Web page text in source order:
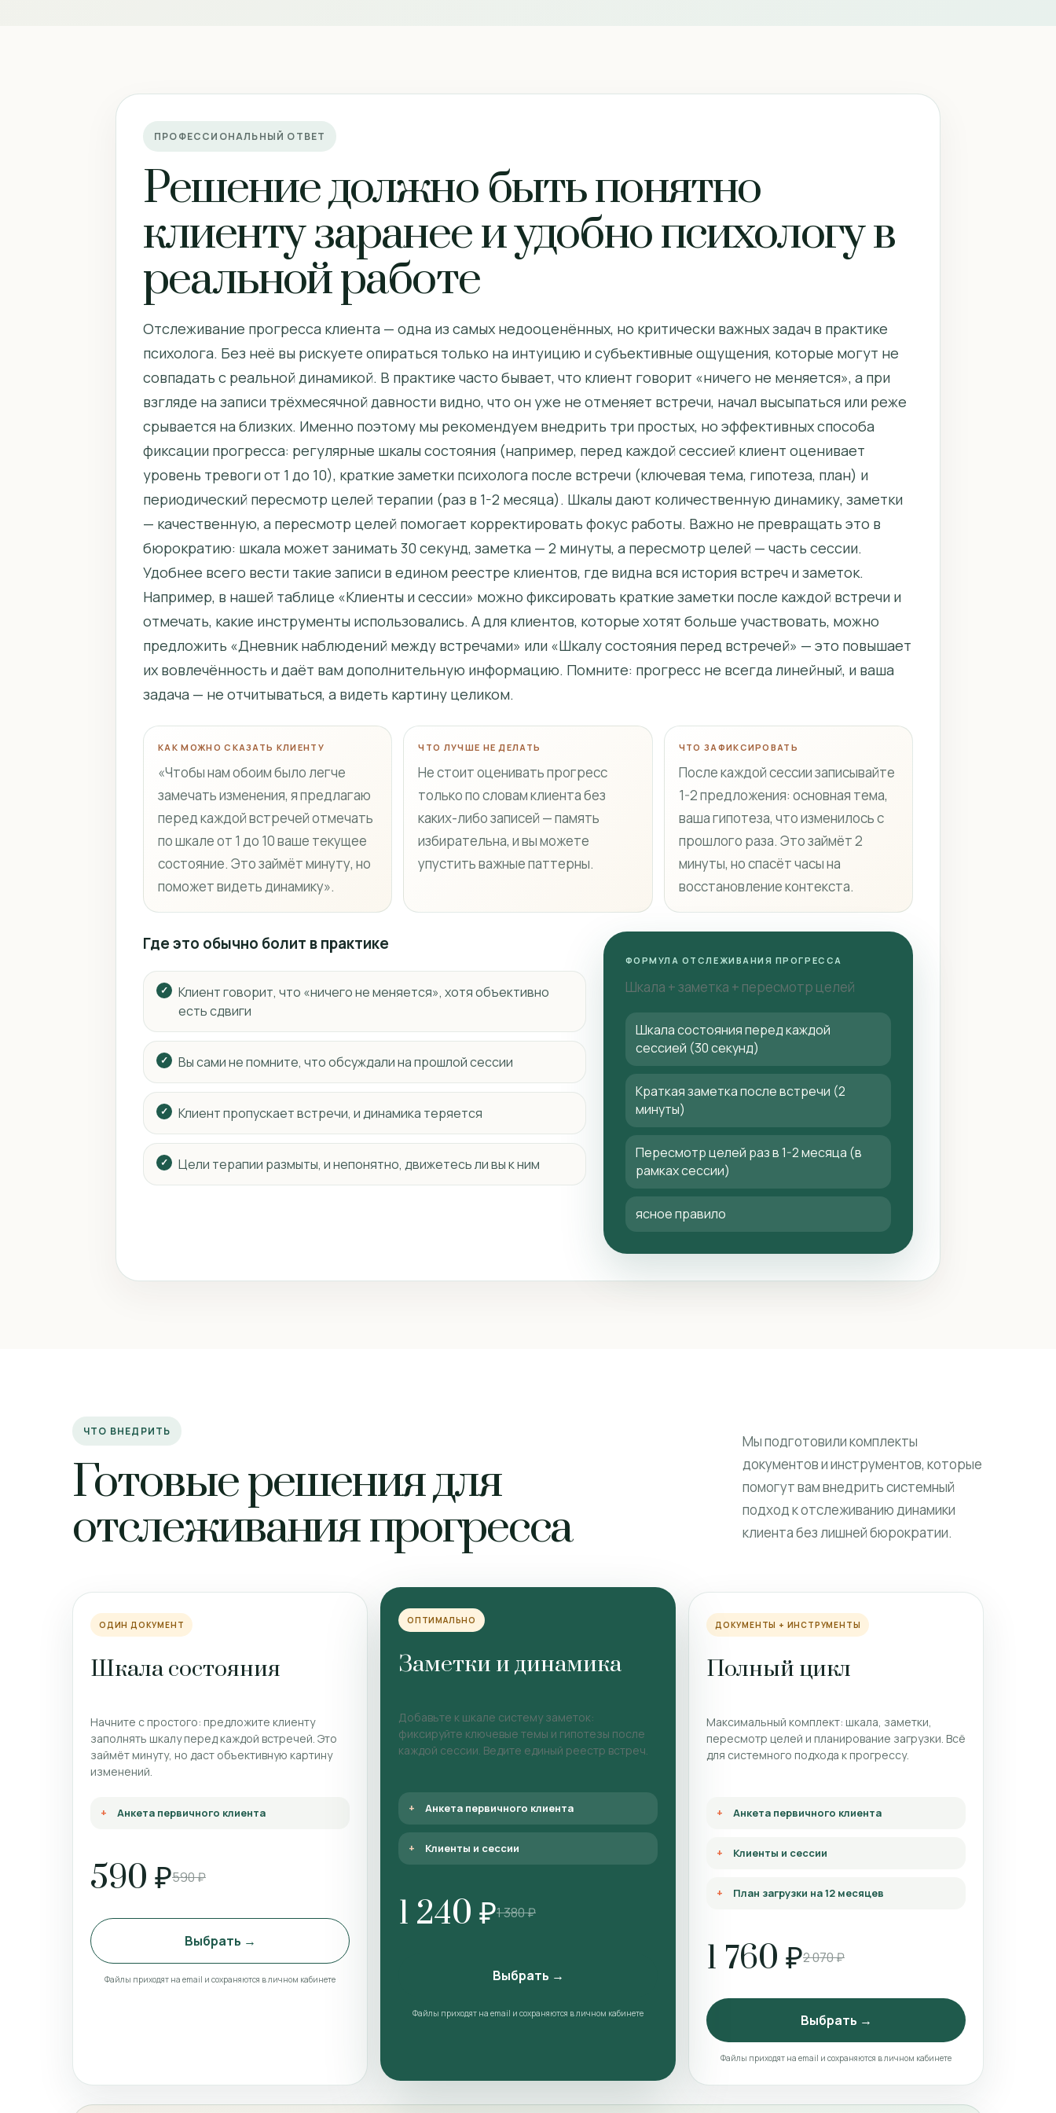
ПРОФЕССИОНАЛЬНЫЙ ОТВЕТ
Решение должно быть понятно
клиенту заранее и удобно психологу в
реальной работе
Отслеживание прогресса клиента — одна из самых недооценённых, но критически важных задач в практике
психолога. Без неё вы рискуете опираться только на интуицию и субъективные ощущения, которые могут не
совпадать с реальной динамикой. В практике часто бывает, что клиент говорит «ничего не меняется», а при
взгляде на записи трёхмесячной давности видно, что он уже не отменяет встречи, начал высыпаться или реже
срывается на близких. Именно поэтому мы рекомендуем внедрить три простых, но эффективных способа
фиксации прогресса: регулярные шкалы состояния (например, перед каждой сессией клиент оценивает
уровень тревоги от 1 до 10), краткие заметки психолога после встречи (ключевая тема, гипотеза, план) и
периодический пересмотр целей терапии (раз в 1-2 месяца). Шкалы дают количественную динамику, заметки
— качественную, а пересмотр целей помогает корректировать фокус работы. Важно не превращать это в
бюрократию: шкала может занимать 30 секунд, заметка — 2 минуты, а пересмотр целей — часть сессии.
Удобнее всего вести такие записи в едином реестре клиентов, где видна вся история встреч и заметок.
Например, в нашей таблице «Клиенты и сессии» можно фиксировать краткие заметки после каждой встречи и
отмечать, какие инструменты использовались. А для клиентов, которые хотят больше участвовать, можно
предложить «Дневник наблюдений между встречами» или «Шкалу состояния перед встречей» — это повышает
их вовлечённость и даёт вам дополнительную информацию. Помните: прогресс не всегда линейный, и ваша
задача — не отчитываться, а видеть картину целиком.
КАК МОЖНО СКАЗАТЬ КЛИЕНТУ
«Чтобы нам обоим было легче
замечать изменения, я предлагаю
перед каждой встречей отмечать
по шкале от 1 до 10 ваше текущее
состояние. Это займёт минуту, но
поможет видеть динамику».
ЧТО ЛУЧШЕ НЕ ДЕЛАТЬ
Не стоит оценивать прогресс
только по словам клиента без
каких-либо записей — память
избирательна, и вы можете
упустить важные паттерны.
ЧТО ЗАФИКСИРОВАТЬ
После каждой сессии записывайте
1-2 предложения: основная тема,
ваша гипотеза, что изменилось с
прошлого раза. Это займёт 2
минуты, но спасёт часы на
восстановление контекста.
Где это обычно болит в практике
Клиент говорит, что «ничего не меняется», хотя объективно
есть сдвиги
Вы сами не помните, что обсуждали на прошлой сессии
Клиент пропускает встречи, и динамика теряется
Цели терапии размыты, и непонятно, движетесь ли вы к ним
ФОРМУЛА ОТСЛЕЖИВАНИЯ ПРОГРЕССА
Шкала + заметка + пересмотр целей
Шкала состояния перед каждой
сессией (30 секунд)
Краткая заметка после встречи (2
минуты)
Пересмотр целей раз в 1-2 месяца (в
рамках сессии)
ясное правило
ЧТО ВНЕДРИТЬ
Готовые решения для
отслеживания прогресса
Мы подготовили комплекты
документов и инструментов, которые
помогут вам внедрить системный
подход к отслеживанию динамики
клиента без лишней бюрократии.
ОДИН ДОКУМЕНТ
Шкала состояния
Начните с простого: предложите клиенту
заполнять шкалу перед каждой встречей. Это
займёт минуту, но даст объективную картину
изменений.
Анкета первичного клиента
590 ₽590 ₽
Выбрать →
Файлы приходят на email и сохраняются в личном кабинете
ОПТИМАЛЬНО
Заметки и динамика
Добавьте к шкале систему заметок:
фиксируйте ключевые темы и гипотезы после
каждой сессии. Ведите единый реестр встреч.
Анкета первичного клиента
Клиенты и сессии
1 240 ₽1 380 ₽
Выбрать →
Файлы приходят на email и сохраняются в личном кабинете
ДОКУМЕНТЫ + ИНСТРУМЕНТЫ
Полный цикл
Максимальный комплект: шкала, заметки,
пересмотр целей и планирование загрузки. Всё
для системного подхода к прогрессу.
Анкета первичного клиента
Клиенты и сессии
План загрузки на 12 месяцев
1 760 ₽2 070 ₽
Выбрать →
Файлы приходят на email и сохраняются в личном кабинете